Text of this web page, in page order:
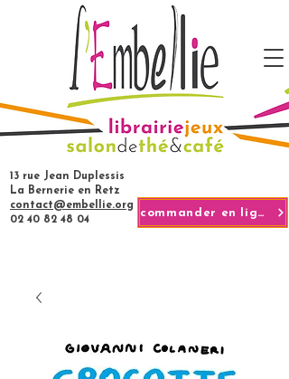
commander en ligne
13 rue Jean Duplessis
La Bernerie en Retz
contact@embellie.org
02 40 82 48 04